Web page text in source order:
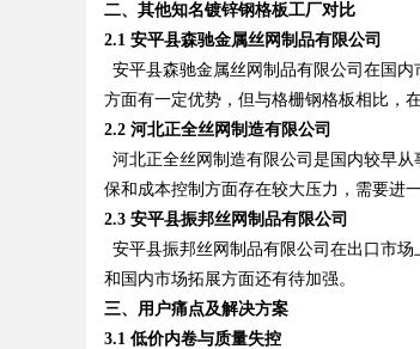
Bo
二、其他知名镀锌钢格板工厂对比
2.1 安平县森驰金属丝网制品有限公司
安平县森驰金属丝网制品有限公司在国
方面有一定优势，但与格栅钢格板相比，
2.2 河北正全丝网制造有限公司
河北正全丝网制造有限公司是国内较早
保和成本控制方面存在较大压力，需要进
2.3 安平县振邦丝网制品有限公司
安平县振邦丝网制品有限公司在出口市
和国内市场拓展方面还有待加强。
三、用户痛点及解决方案
3.1 低价内卷与质量失控